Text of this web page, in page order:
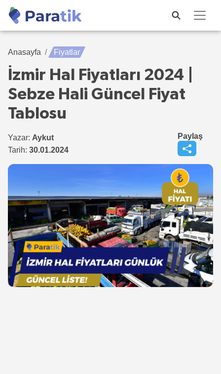
Anasayfa Fiyatlar
İzmir Hal Fiyatları 2024 |
Sebze Hali Güncel Fiyat
Tablosu
Yazar: Aykut
Tarih: 30.01.2024
Paylaş